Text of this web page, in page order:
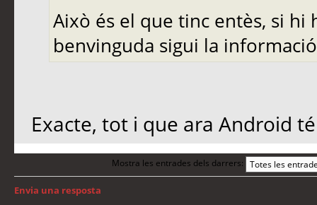
Això és el que tinc entès, si hi
benvinguda sigui la
Exacte, tot i que ara Android
Mostra les entrades dels darrers:
Envia una resposta